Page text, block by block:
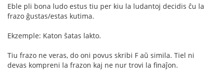
Eble pli bona ludo estus tiu per kiu la ludantoj decidis ĉu la
frazo ĝustas/estas kutima.
Ekzemple: Katon ŝatas lakto.
Tiu frazo ne veras, do oni povus skribi F aŭ simila. Tiel ni
devas kompreni la frazon kaj ne nur trovi la finaĵon.